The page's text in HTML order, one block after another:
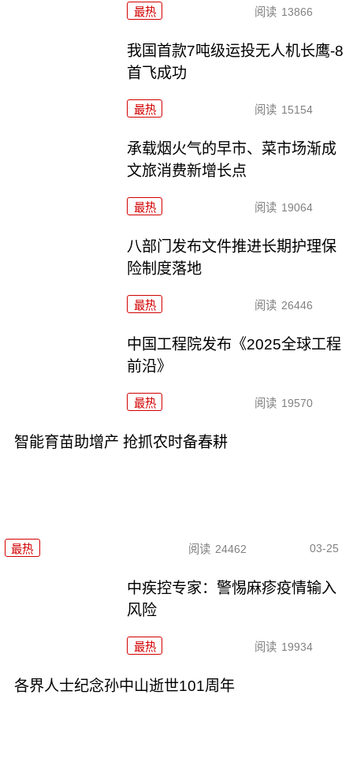
最热 阅读 13866
我国首款7吨级运投无人机长鹰-8
首飞成功
最热 阅读 15154
承载烟火气的早市、菜市场渐成
文旅消费新增长点
最热 阅读 19064
八部门发布文件推进长期护理保
险制度落地
最热 阅读 26446
中国工程院发布《2025全球工程
前沿》
最热 阅读 19570
智能育苗助增产 抢抓农时备春耕
最热 阅读 24462 03-25
中疾控专家：警惕麻疹疫情输入
风险
最热 阅读 19934
各界人士纪念孙中山逝世101周年